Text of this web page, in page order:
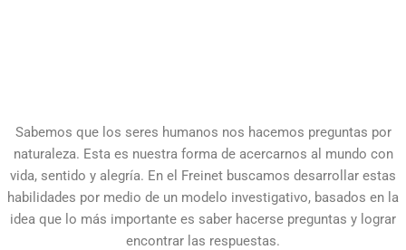
Sabemos que los seres humanos nos hacemos preguntas por
naturaleza. Esta es nuestra forma de acercarnos al mundo con
vida, sentido y alegría. En el Freinet buscamos desarrollar estas
habilidades por medio de un modelo investigativo, basados en la
idea que lo más importante es saber hacerse preguntas y lograr
encontrar las respuestas.